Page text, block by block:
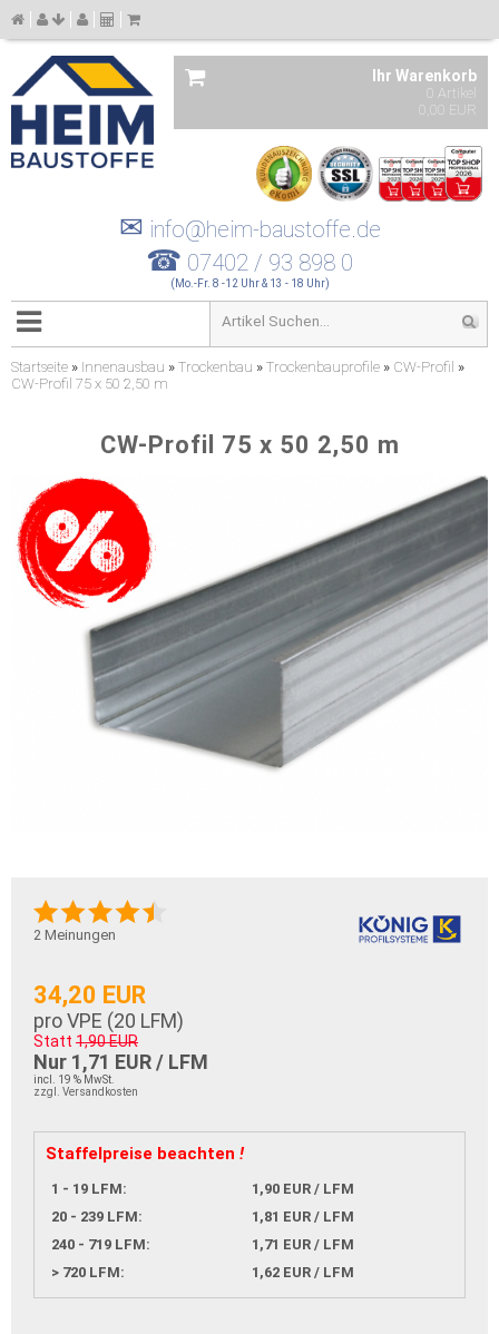
Ihr Warenkorb
0 Artikel
0,00 EUR
✉ info@heim-baustoffe.de
☎ 07402 / 93 898 0
(Mo.-Fr. 8 -12 Uhr & 13 - 18 Uhr)
Startseite » Innenausbau » Trockenbau » Trockenbauprofile » CW-Profil »
CW-Profil 75 x 50 2,50 m
CW-Profil 75 x 50 2,50 m
2 Meinungen
34,20 EUR
pro VPE (20 LFM)
Statt 1,90 EUR
Nur 1,71 EUR / LFM
incl. 19 % MwSt.
zzgl. Versandkosten
Staffelpreise beachten !
1 - 19 LFM:
1,90 EUR / LFM
20 - 239 LFM:
1,81 EUR / LFM
240 - 719 LFM:
1,71 EUR / LFM
> 720 LFM:
1,62 EUR / LFM